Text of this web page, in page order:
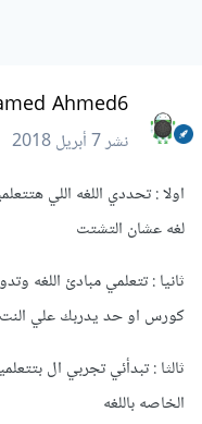
Ahmed6
نشر7 أبريل 2018
اولا : تحددي اللغه اللي
لغه عشان التشتت
ثانيا : تتعلمي مبادئ اللغه
كورس او حد يدربك علي النت
ثالثا : تبدأئي تجربي ال
الخاصه باللغه